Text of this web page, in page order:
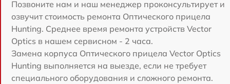
Позвоните нам и наш менеджер проконсультирует и
озвучит стоимость ремонта Оптического прицела
Hunting. Среднее время ремонта устройств Vector
Optics в нашем сервисном - 2 часа.
Замена корпуса Оптического прицела Vector Optics
Hunting выполняется на выезде, если не требует
специального оборудования и сложного ремонта.